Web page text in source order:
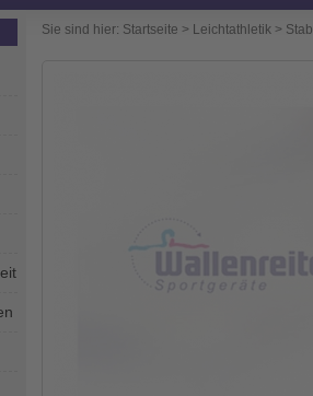
Sie sind hier: Startseite > Leichtathletik >